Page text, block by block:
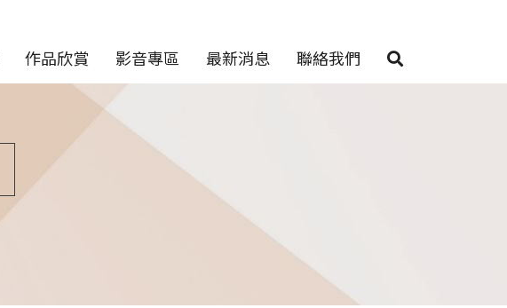
作品欣賞 影音專區 最新消息 聯絡我們